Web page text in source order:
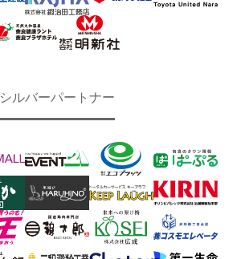
シルバーパートナー